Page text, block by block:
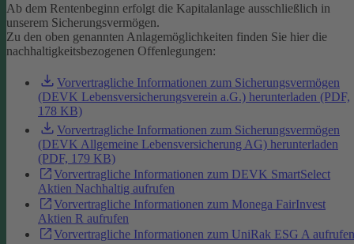
Ab dem Rentenbeginn erfolgt die Kapitalanlage ausschließlich in
unserem Sicherungsvermögen.
Zu den oben genannten Anlagemöglichkeiten finden Sie hier die
nachhaltigkeitsbezogenen Offenlegungen:
Vorvertragliche Informationen zum Sicherungsvermögen
(DEVK Lebensversicherungsverein a.G.) herunterladen (PDF,
178 KB)
Vorvertragliche Informationen zum Sicherungsvermögen
(DEVK Allgemeine Lebensversicherung AG) herunterladen
(PDF, 179 KB)
Vorvertragliche Informationen zum DEVK SmartSelect
Aktien Nachhaltig aufrufen
Vorvertragliche Informationen zum Monega FairInvest
Aktien R aufrufen
Vorvertragliche Informationen zum UniRak ESG A aufrufen